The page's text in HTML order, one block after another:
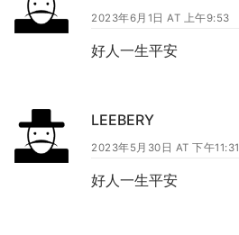
2023年6月1日 AT 上午9:53
好人一生平安
LEEBERY
2023年5月30日 AT 下午11:31
好人一生平安